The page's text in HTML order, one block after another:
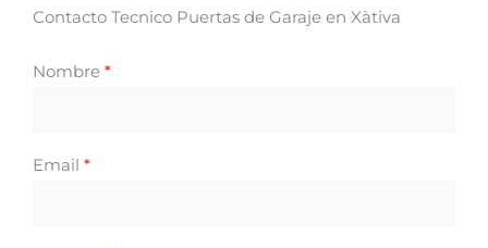
Contacto Tecnico Puertas de Garaje en Xàtiva
Nombre *
Email *